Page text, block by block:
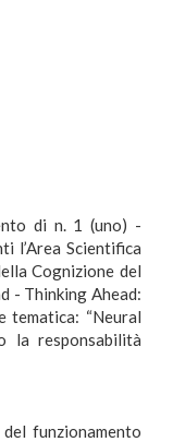
di n. 1 (uno) -
l’Area Scientifica
Cognizione del
- Thinking Ahead:
tematica: “Neural
la responsabilità
funzionamento